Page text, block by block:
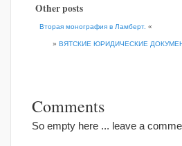
Other posts
Вторая монография в Ламберт. «
» ВЯТСКИЕ ЮРИДИЧЕСКИЕ
Comments
So empty here ... leave a